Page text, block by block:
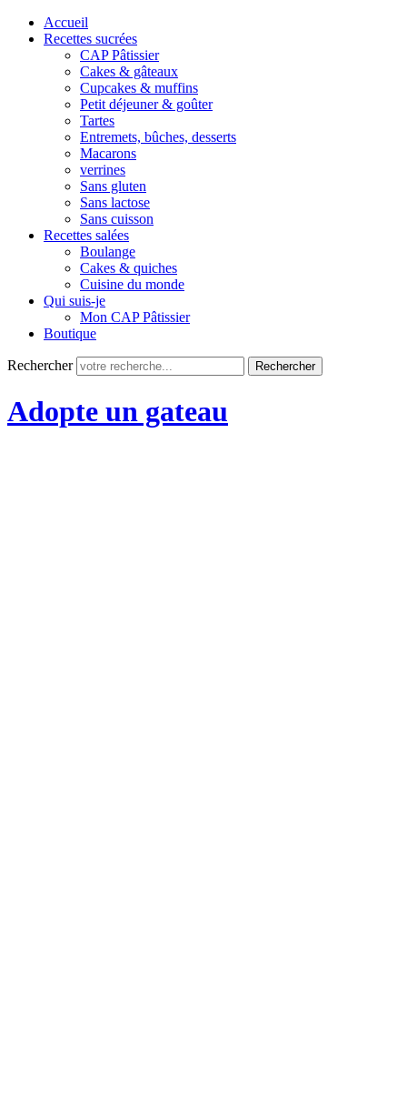
Accueil
Recettes sucrées
CAP Pâtissier
Cakes & gâteaux
Cupcakes & muffins
Petit déjeuner & goûter
Tartes
Entremets, bûches, desserts
Macarons
verrines
Sans gluten
Sans lactose
Sans cuisson
Recettes salées
Boulange
Cakes & quiches
Cuisine du monde
Qui suis-je
Mon CAP Pâtissier
Boutique
Rechercher
Adopte un gateau